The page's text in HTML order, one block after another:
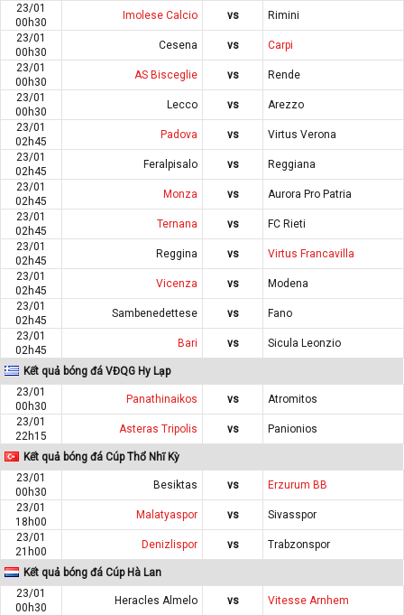
23/01
00h30
Imolese Calcio vs
Rimini
23/01
00h30
Cesena vs
Carpi
23/01
00h30
AS Bisceglie vs
Rende
23/01
00h30
Lecco vs
Arezzo
23/01
02h45
Padova vs
Virtus Verona
23/01
02h45
Feralpisalo vs
Reggiana
23/01
02h45
Monza vs
Aurora Pro Patria
23/01
02h45
Ternana vs
FC Rieti
23/01
02h45
Reggina vs
Virtus Francavilla
23/01
02h45
Vicenza vs
Modena
23/01
02h45
Sambenedettese vs
Fano
23/01
02h45
Bari vs Sicula Leonzio
Kết quả bóng đá VĐQG Hy Lạp
23/01
00h30
Panathinaikos vs
Atromitos
23/01
22h15
Asteras Tripolis vs Panionios
Kết quả bóng đá Cúp Thổ Nhĩ Kỳ
23/01
00h30
Besiktas vs
Erzurum BB
23/01
18h00
Malatyaspor vs
Sivasspor
23/01
21h00
Denizlispor vs Trabzonspor
Kết quả bóng đá Cúp Hà Lan
23/01
00h30
Heracles Almelo vs
Vitesse Arnhem